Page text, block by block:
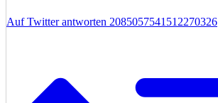
Auf Twitter antworten 2085057541512270326